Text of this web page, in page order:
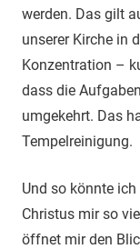
werden. Das gilt
unserer Kirche in
Konzentration –
dass die
umgekehrt. Das
Tempelreinigung.
Und so könnte
Christus mir so
öffnet mir den